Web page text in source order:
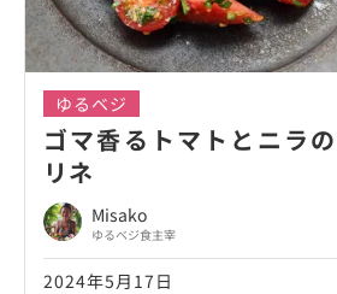
ゆるベジ
ゴマ香るトマトとニラ
リネ
Misako
ゆるベジ食主宰
2024年5月17日